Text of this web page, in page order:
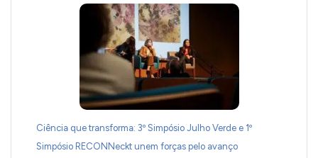
Ciência que transforma: 3º Simpósio Julho Verde e 1º
Simpósio RECONNeckt unem forças pelo avanço